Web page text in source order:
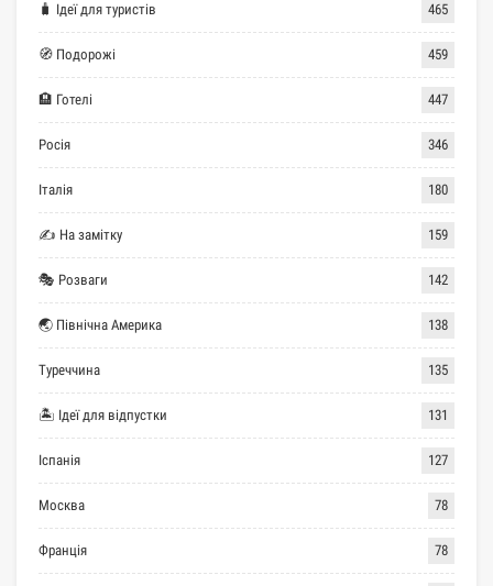
🧳 Ідеї для туристів 465
🧭 Подорожі 459
🏨 Готелі 447
Росія 346
Італія 180
✍ На замітку 159
🎭 Розваги 142
🌏 Північна Америка 138
Туреччина 135
🏝 Ідеї для відпустки 131
Іспанія 127
Москва 78
Франція 78